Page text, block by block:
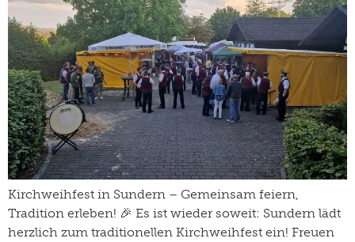
Kirchweihfest in Sundern – Gemeinsam feiern,
Tradition erleben! 🎉 Es ist wieder soweit: Sundern lädt
herzlich zum traditionellen Kirchweihfest ein! Freuen